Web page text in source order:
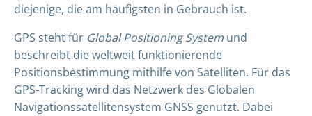
diejenige, die am häufigsten in Gebrauch ist.
GPS steht für Global Positioning System und
beschreibt die weltweit funktionierende
Positionsbestimmung mithilfe von Satelliten. Für das
GPS-Tracking wird das Netzwerk des Globalen
Navigationssatellitensystem GNSS genutzt. Dabei